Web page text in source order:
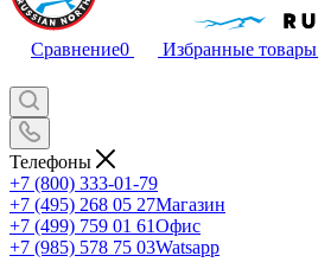
Сравнение0 Избранные товары
Телефоны
+7 (800) 333-01-79
+7 (495) 268 05 27Магазин
+7 (499) 759 01 61Офис
+7 (985) 578 75 03Watsapp